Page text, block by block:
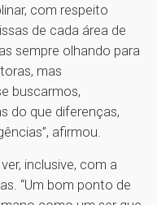
com respeito
de cada área de
sempre olhando para
mas
buscarmos,
do que diferenças,
afirmou.
inclusive, com a
“Um bom ponto de